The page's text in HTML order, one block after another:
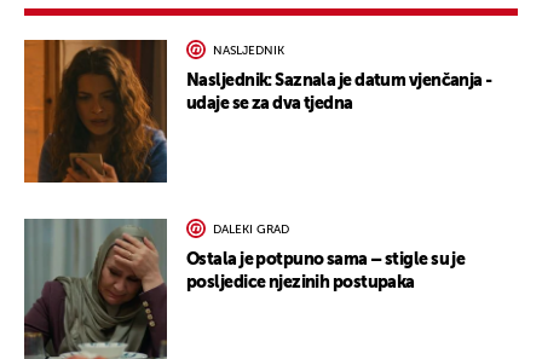
NASLJEDNIK
Nasljednik: Saznala je datum vjenčanja -
udaje se za dva tjedna
DALEKI GRAD
Ostala je potpuno sama – stigle su je
posljedice njezinih postupaka